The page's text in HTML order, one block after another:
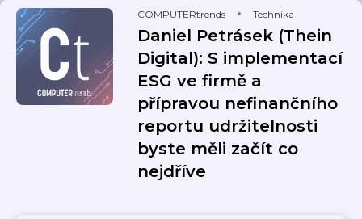
COMPUTERtrends Technika
Daniel Petrásek (Thein
Digital): S implementací
ESG ve firmě a
přípravou nefinančního
reportu udržitelnosti
byste měli začít co
nejdříve